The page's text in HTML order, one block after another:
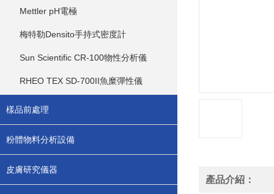
Mettler pH電極
梅特勒Densito手持式密度計
Sun Scientific CR-100物性分析儀
RHEO TEX SD-700II魚糜彈性儀
樣品前處理
粉體物料分析設備
皮膚研究儀器
產品介紹：